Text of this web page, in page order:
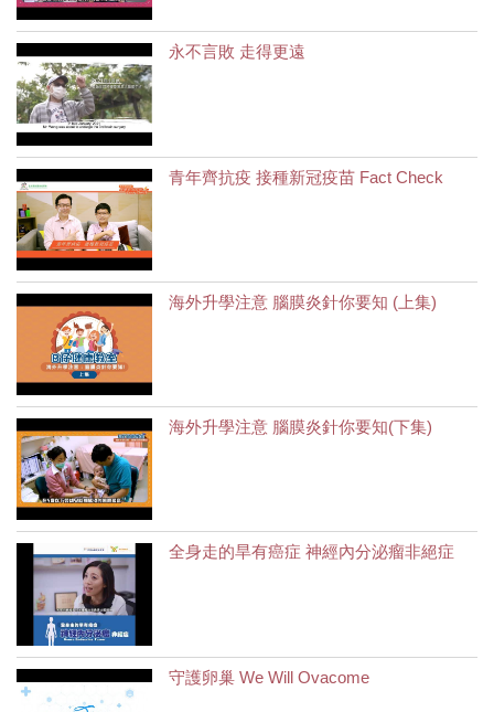
永不言敗 走得更遠
青年齊抗疫 接種新冠疫苗 Fact Check
海外升學注意 腦膜炎針你要知 (上集)
海外升學注意 腦膜炎針你要知(下集)
全身走的旱有癌症 神經內分泌瘤非絕症
守護卵巢 We Will Ovacome